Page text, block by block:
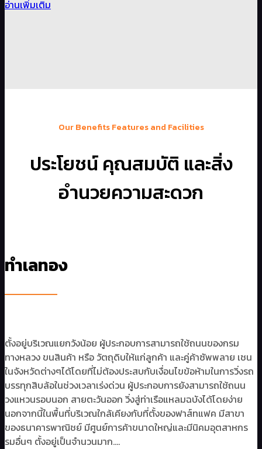
อ่านเพิ่มเติม
Our Benefits Features and Facilities
ประโยชน์ คุณสมบัติ และสิ่ง
อำนวยความสะดวก
ทำเลทอง
ตั้งอยู่บริเวณแยกวังน้อย ผู้ประกอบการสามารถใช้ถนนของกรม
ทางหลวง ขนสินค้า หรือ วัตถุดิบให้แก่ลูกค้า และคู่ค้าซัพพลาย เชน
ในจังหวัดต่างๆได้โดยที่ไม่ต้องประสบกับเงื่อนไขข้อห้ามในการวิ่งรถ
บรรทุกสิบล้อในช่วงเวลาเร่งด่วน ผู้ประกอบการยังสามารถใช้ถนน
วงแหวนรอบนอก สายตะวันออก วิ่งสู่ท่าเรือแหลมฉบังได้โดยง่าย
นอกจากนี้ในพื้นที่บริเวณใกล้เคียงกับที่ตั้งของฟาส์ทแฟค มีสาขา
ของธนาคารพาณิชย์ มีศูนย์การค้าขนาดใหญ่และมีนิคมอุตสาหกร
รมอื่นๆ ตั้งอยู่เป็นจำนวนมาก….